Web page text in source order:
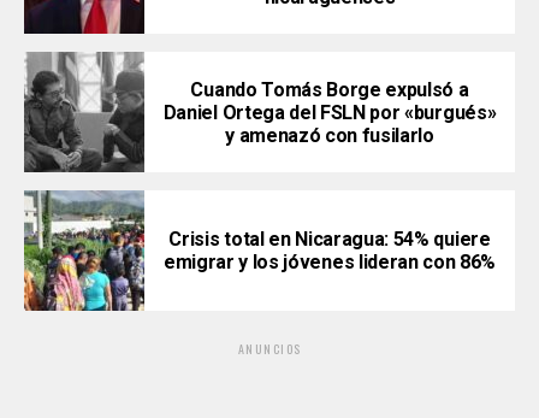
Cuando Tomás Borge expulsó a
Daniel Ortega del FSLN por «burgués»
y amenazó con fusilarlo
Crisis total en Nicaragua: 54% quiere
emigrar y los jóvenes lideran con 86%
ANUNCIOS